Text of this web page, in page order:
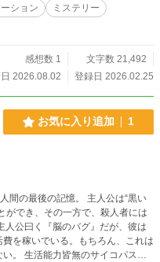
ション
ミステリー
感想数 1
文字数 21,492
2026.08.02
登録日 2026.02.25
お気に入り追加 1
間の最後の記憶。 主人公は“黒い
ができ、その一方で、殺人者には
人公曰く『脳のバグ』だが、彼は
を稼いでいる。もちろん、これは
ス主